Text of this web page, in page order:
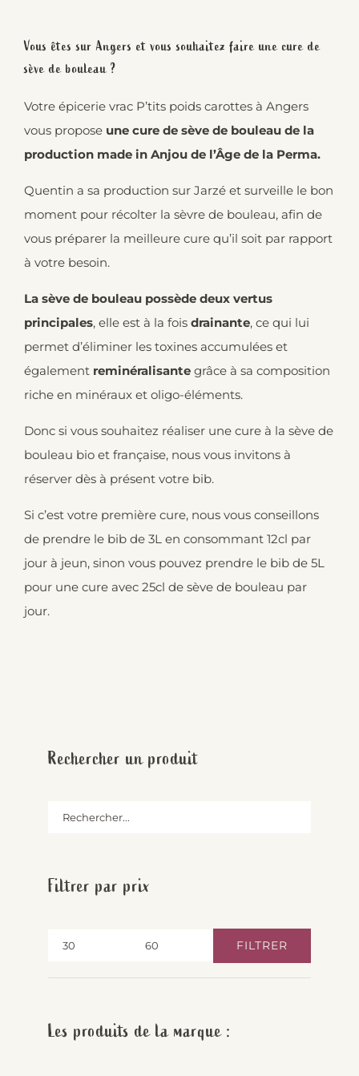
Vous êtes sur Angers et vous souhaitez faire une cure de
sève de bouleau ?
Votre épicerie vrac P’tits poids carottes à Angers
vous propose une cure de sève de bouleau de la
production made in Anjou de l’Âge de la Perma.
Quentin a sa production sur Jarzé et surveille le bon
moment pour récolter la sèvre de bouleau, afin de
vous préparer la meilleure cure qu’il soit par rapport
à votre besoin.
La sève de bouleau possède deux vertus
principales, elle est à la fois drainante, ce qui lui
permet d’éliminer les toxines accumulées et
également reminéralisante grâce à sa composition
riche en minéraux et oligo-éléments.
Donc si vous souhaitez réaliser une cure à la sève de
bouleau bio et française, nous vous invitons à
réserver dès à présent votre bib.
Si c’est votre première cure, nous vous conseillons
de prendre le bib de 3L en consommant 12cl par
jour à jeun, sinon vous pouvez prendre le bib de 5L
pour une cure avec 25cl de sève de bouleau par
jour.
Rechercher un produit
Filtrer par prix
min
max
FILTRER
Les produits de la marque :